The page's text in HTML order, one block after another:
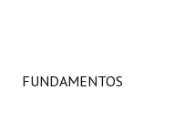
Audiencias Públicas -
FUNDAMENTOS